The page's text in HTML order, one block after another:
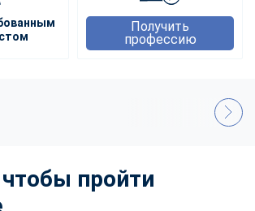
Получить
профессию
пройти